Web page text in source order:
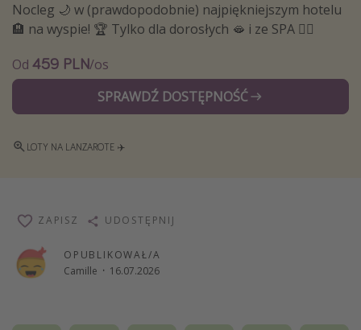
Wakacje Last Minute
Wakacje do 1000 PLN
Wakacje z dziećmi
Weekend dla dwojga
Sylwester za granicą
Wyjazd na narty
Wyjazdy na Majówkę
Nocleg 🌙 w (prawdopodobnie) najpiękniejszym hotelu
🏨 na wyspie! 🏆 Tylko dla dorosłych 🫦 i ze SPA 🧖‍♀️
Od 459 PLN/os
SPRAWDŹ DOSTĘPNOŚĆ
LOTY NA LANZAROTE ✈️
OPUBLIKOWAŁ/A
Camille · 16.07.2026
ZAPISZ UDOSTĘPNIJ